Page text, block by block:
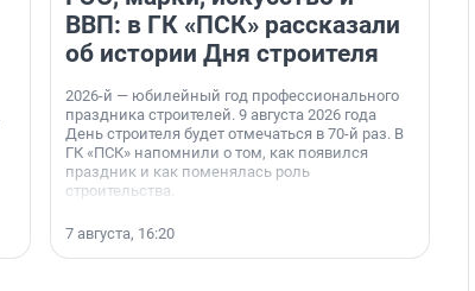
ВВП: в ГК «ПСК» рассказали
об истории Дня строителя
2026-й — юбилейный год профессионального
праздника строителей. 9 августа 2026 года
День строителя будет отмечаться в 70-й раз. В
ГК «ПСК» напомнили о том, как появился
праздник и как поменялась роль
строительства.
7 августа, 16:20